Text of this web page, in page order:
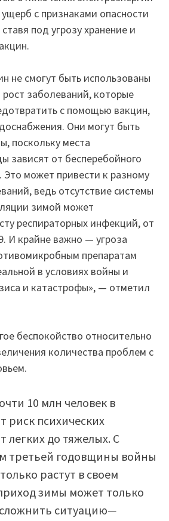
с признаками опасности
под угрозу хранение и
не смогут быть использованы
заболеваний, которые
с помощью вакцин,
Они могут быть
поскольку места
зависят от бесперебойного
Это может привести к разному
ведь отсутствие системы
зимой может
респираторных инфекций, от
И крайне важно — угроза
препаратам
в условиях войны и
и катастрофы», — отметил
беспокойство относительно
количества проблем с
10 млн человек в
риск психических
легких до тяжелых. С
третьей годовщины войны
растут в своем
зимы может только
ситуацию—